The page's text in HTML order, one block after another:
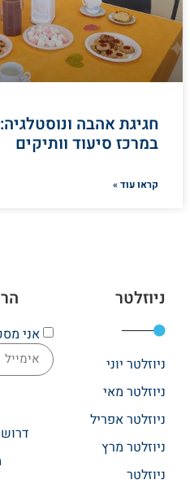
חגיגת אהבה
במרכז סיעוד וותיקים
קראו עוד »
ניוזלטר
ניוזלטר יוני
ניוזלטר מאי
ניוזלטר אפריל
ניוזלטר מרץ
ניוזלטר
אני